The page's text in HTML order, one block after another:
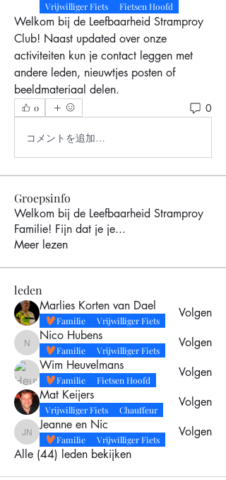
Vrijwilliger Fiets Fietsen Hoofd
Welkom bij de Leefbaarheid Stramproy
Club! Naast updated over onze
activiteiten kun je contact leggen met
andere leden, nieuwtjes posten of
beeldmateriaal delen.
0 0
コメントを追加…
Groepsinfo
Welkom bij de Leefbaarheid Stramproy
Familie! Fijn dat je je...
Meer lezen
leden
Marlies Korten van Dael
Familie Vrijwilliger Fiets
Volgen
Nico Hubens
Nico Hubens
Familie Vrijwilliger Fiets
Volgen
Wim Heuvelmans
Familie Fietsen Hoofd
Volgen
Mat Keijers
Vrijwilliger Fiets Chauffeur
Volgen
Jeanne en Nic
Jeanne en Nic
Familie Vrijwilliger Fiets
Volgen
Alle (44) leden bekijken